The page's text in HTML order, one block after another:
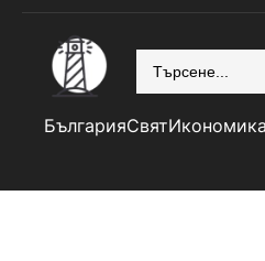
БългарияСвятИкономика